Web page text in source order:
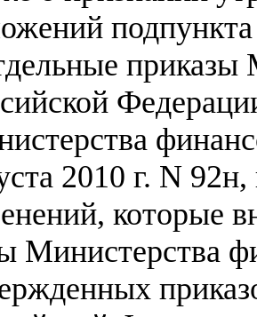
приказы
2010 г. N
которые
Министерства